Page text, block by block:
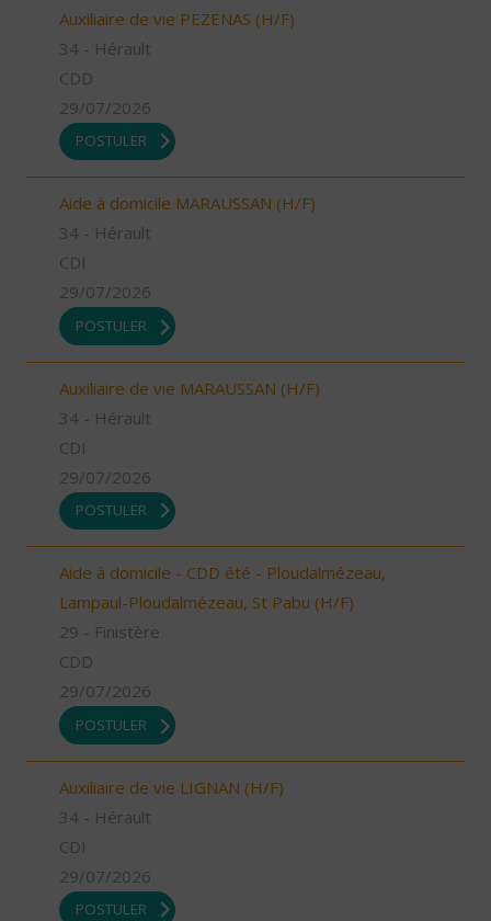
Auxiliaire de vie PEZENAS (H/F)
34 - Hérault
CDD
29/07/2026
POSTULER
Aide à domicile MARAUSSAN (H/F)
34 - Hérault
CDI
29/07/2026
POSTULER
Auxiliaire de vie MARAUSSAN (H/F)
34 - Hérault
CDI
29/07/2026
POSTULER
Aide à domicile - CDD été - Ploudalmézeau,
Lampaul-Ploudalmézeau, St Pabu (H/F)
29 - Finistère
CDD
29/07/2026
POSTULER
Auxiliaire de vie LIGNAN (H/F)
34 - Hérault
CDI
29/07/2026
POSTULER